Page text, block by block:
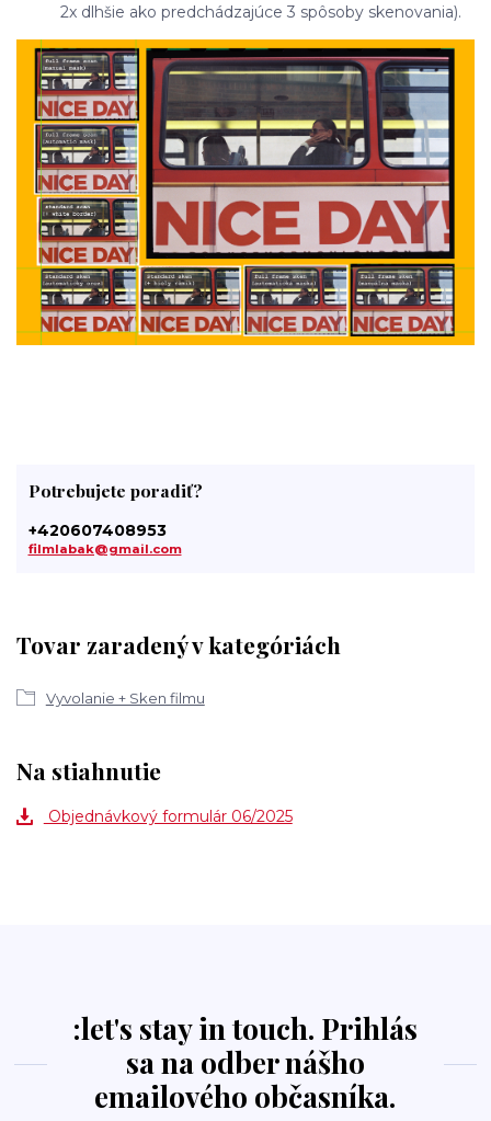
2x dlhšie ako predchádzajúce 3 spôsoby skenovania).
Tovar zaradený v kategóriách
Vyvolanie + Sken filmu
Potrebujete poradiť?
+420607408953
filmlabak@gmail.com
Na stiahnutie
Objednávkový formulár 06/2025
:let's stay in touch. Prihlás
sa na odber nášho
emailového občasníka.